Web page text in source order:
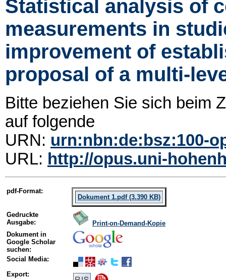
Statistical analysis of
measurements in
improvement of
proposal of a multi-
Bitte beziehen Sie sich beim
auf folgende
URN: urn:nbn:de:bsz:100-
URL: http://opus.uni-
pdf-Format:
Dokument 1.pdf (3.390 KB)
Gedruckte
Ausgabe:
Print-on-Demand-Kopie
Dokument in
Google Scholar
suchen:
Social Media:
Export: